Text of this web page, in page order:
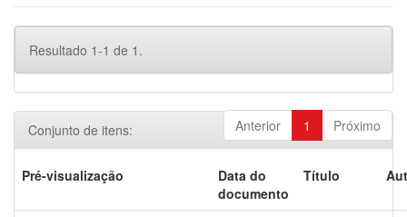
Resultado 1-1 de 1.
Anterior 1 Próximo
Conjunto de itens:
Pré-visualização
Data do
documento
Título